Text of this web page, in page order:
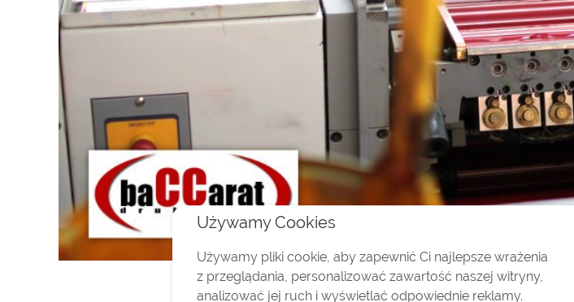
Tanie wydruki Lublin, ul. Raszyńska 37-
Używamy Cookies
Używamy pliki cookie, aby zapewnić Ci najlepsze wrażenia
z przeglądania, personalizować zawartość naszej witryny,
analizować jej ruch i wyświetlać odpowiednie reklamy.